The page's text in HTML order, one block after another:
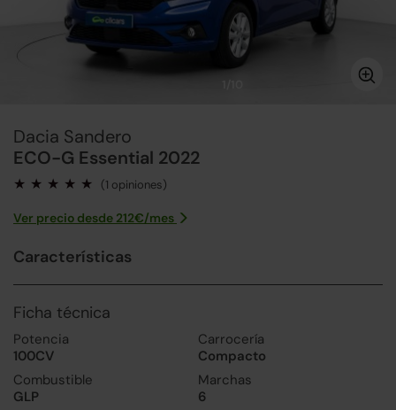
Dacia Sandero
ECO-G Essential 2022
(1 opiniones)
Ver precio desde 212€/mes
Características
Ficha técnica
Potencia
100CV
Carrocería
Compacto
Combustible
GLP
Marchas
6